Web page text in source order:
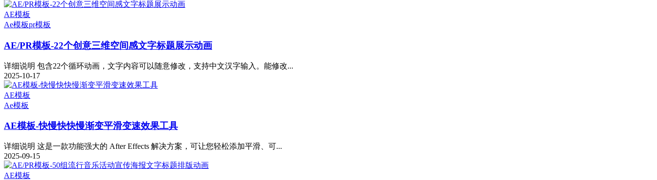
AE模板
Ae模板pr模板
AE/PR模板-22个创意三维空间感文字标题展示动画
详细说明 包含22个循环动画，文字内容可以随意修改，支持中文汉字输入。能修改...
2025-10-17
AE模板
Ae模板
AE模板-快慢快快慢渐变平滑变速效果工具
详细说明 这是一款功能强大的 After Effects 解决方案，可让您轻松添加平滑、可...
2025-09-15
AE模板